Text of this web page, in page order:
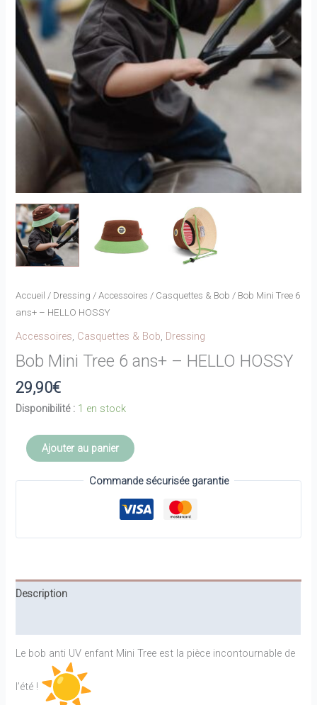
Accueil / Dressing /Accessoires / Casquettes & Bob / Bob Mini Tree 6
ans+ – HELLO HOSSY
Accessoires, Casquettes & Bob, Dressing
Bob Mini Tree 6 ans+ – HELLO HOSSY
29,90€
Disponibilité : 1 en stock
quantité
HELLO
HOSSY
Ajouter au panier
Commande sécurisée garantie
Description
Le bob anti UV enfant Mini Tree est la pièce incontournable de
l’été !